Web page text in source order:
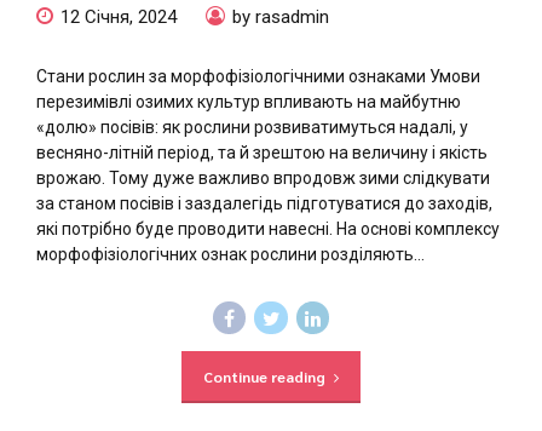
12 Січня, 2024 by rasadmin
Стани рослин за морфофізіологічними ознаками Умови
перезимівлі озимих культур впливають на майбутню
«долю» посівів: як рослини розвиватимуться надалі, у
весняно-літній період, та й зрештою на величину і якість
врожаю. Тому дуже важливо впродовж зими слідкувати
за станом посівів і заздалегідь підготуватися до заходів,
які потрібно буде проводити навесні. На основі комплексу
морфофізіологічних ознак рослини розділяють...
Continue reading